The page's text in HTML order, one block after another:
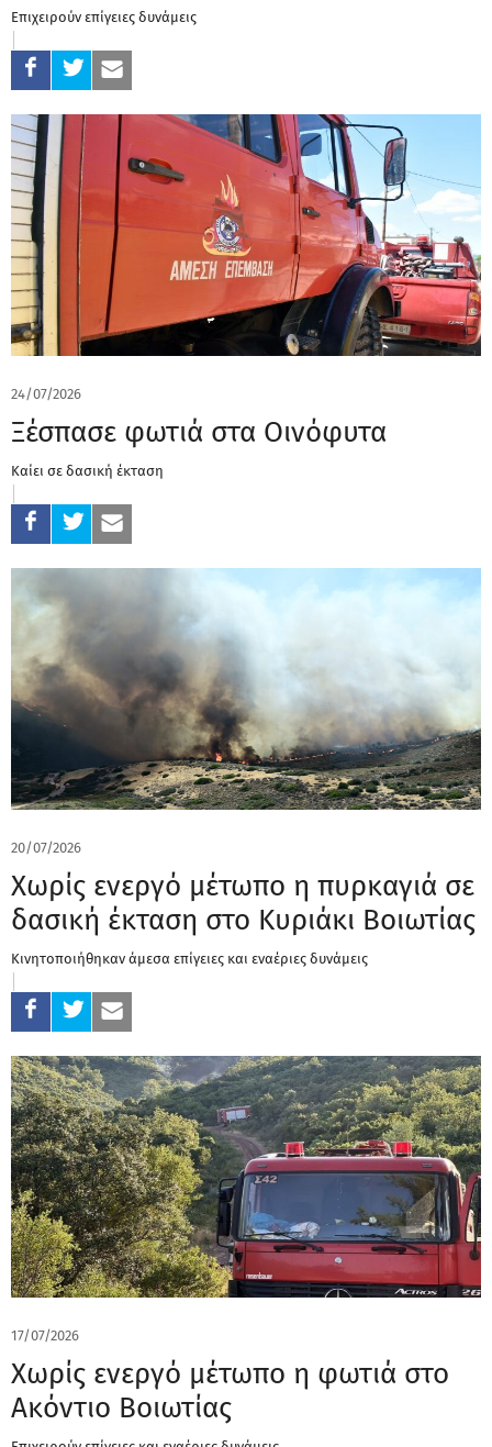
Επιχειρούν επίγειες δυνάμεις
24/07/2026
Ξέσπασε φωτιά στα Οινόφυτα
Καίει σε δασική έκταση
20/07/2026
Χωρίς ενεργό μέτωπο η πυρκαγιά σε
δασική έκταση στο Κυριάκι Βοιωτίας
Κινητοποιήθηκαν άμεσα επίγειες και εναέριες δυνάμεις
17/07/2026
Χωρίς ενεργό μέτωπο η φωτιά στο
Ακόντιο Βοιωτίας